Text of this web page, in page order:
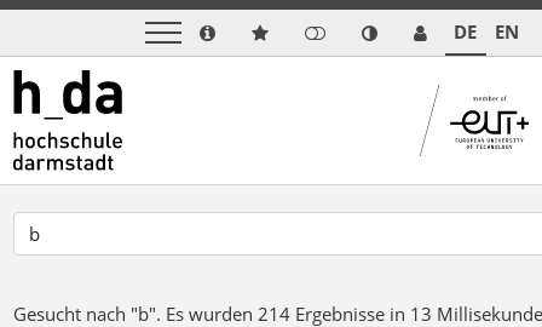
DE EN
Gesucht nach "b". Es wurden 214 Ergebnisse in 13